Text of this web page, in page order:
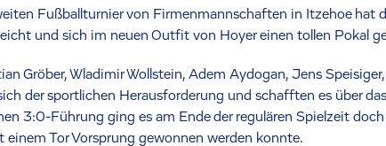
Fußballturnier von Firmenmannschaften in Itzehoe hat
und sich im neuen Outfit von Hoyer einen tollen Pokal
Gröber, Wladimir Wollstein, Adem Aydogan, Jens
der sportlichen Herausforderung und schafften es über
3:0-Führung ging es am Ende der regulären Spielzeit
einem Tor Vorsprung gewonnen werden konnte.